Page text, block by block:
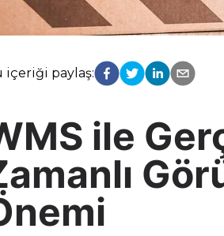
içeriği paylaş:
ile